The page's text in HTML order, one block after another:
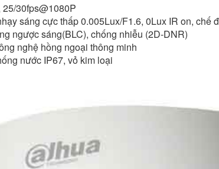
30fps@1080P
sáng cực thấp 0.005Lux/F1.6, 0Lux IR on, chế
ngược sáng(BLC), chống nhiễu (2D-DNR)
nghệ hồng ngoại thông minh
nước IP67, vỏ kim loại